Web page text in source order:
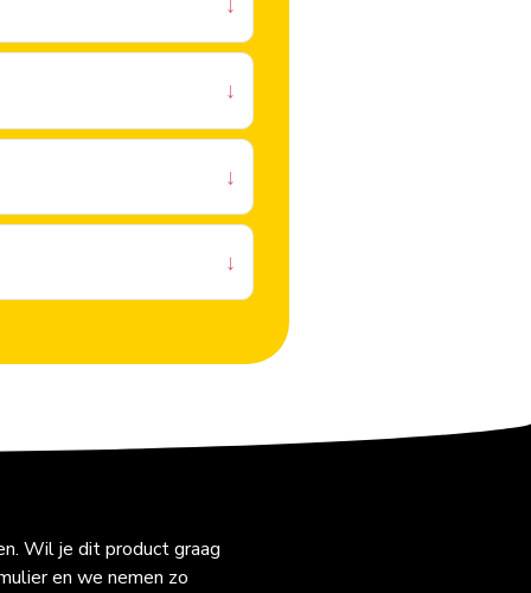
↓
↓
↓
Wil je dit product graag
en we nemen zo